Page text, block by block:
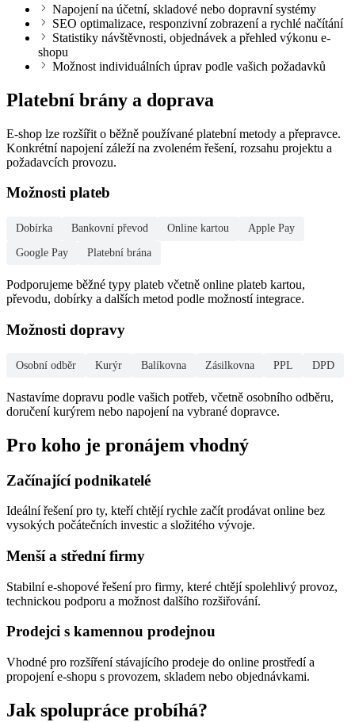
Napojení na účetní, skladové nebo dopravní systémy
SEO optimalizace, responzivní zobrazení a rychlé načítání
Statistiky návštěvnosti, objednávek a přehled výkonu e-
shopu
Možnost individuálních úprav podle vašich požadavků
Platební brány a doprava
E-shop lze rozšířit o běžně používané platební metody a přepravce.
Konkrétní napojení záleží na zvoleném řešení, rozsahu projektu a
požadavcích provozu.
Možnosti plateb
Dobírka Bankovní převod Online kartou Apple Pay
Google Pay Platební brána
Podporujeme běžné typy plateb včetně online plateb kartou,
převodu, dobírky a dalších metod podle možností integrace.
Možnosti dopravy
Osobní odběr Kurýr Balíkovna Zásilkovna PPL DPD
Nastavíme dopravu podle vašich potřeb, včetně osobního odběru,
doručení kurýrem nebo napojení na vybrané dopravce.
Pro koho je pronájem vhodný
Začínající podnikatelé
Ideální řešení pro ty, kteří chtějí rychle začít prodávat online bez
vysokých počátečních investic a složitého vývoje.
Menší a střední firmy
Stabilní e-shopové řešení pro firmy, které chtějí spolehlivý provoz,
technickou podporu a možnost dalšího rozšiřování.
Prodejci s kamennou prodejnou
Vhodné pro rozšíření stávajícího prodeje do online prostředí a
propojení e-shopu s provozem, skladem nebo objednávkami.
Jak spolupráce probíhá?